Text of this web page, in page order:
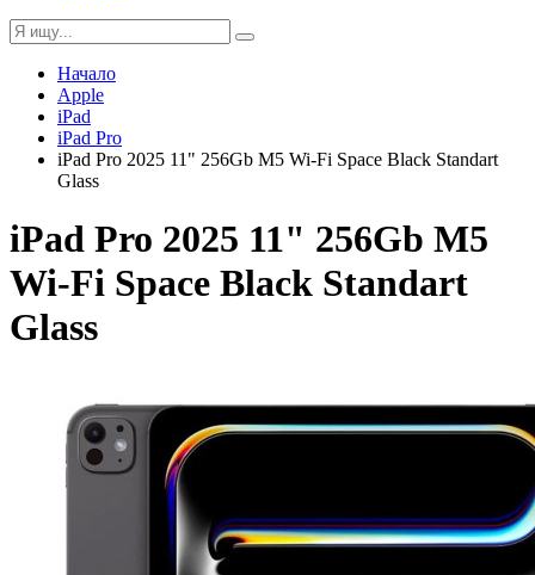
Начало
Apple
iPad
iPad Pro
iPad Pro 2025 11" 256Gb M5 Wi-Fi Space Black Standart
Glass
iPad Pro 2025 11" 256Gb M5
Wi-Fi Space Black Standart
Glass